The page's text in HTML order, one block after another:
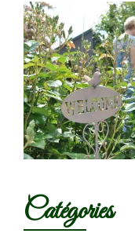
Catégories